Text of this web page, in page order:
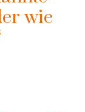
wie